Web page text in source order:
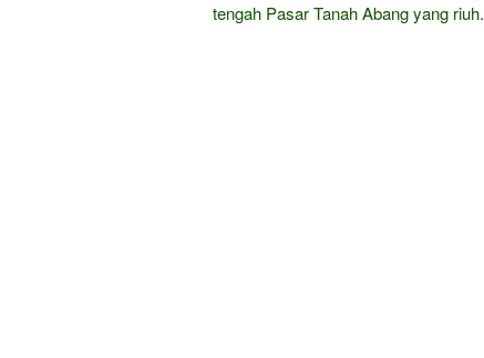
tengah Pasar Tanah Abang yang riuh.